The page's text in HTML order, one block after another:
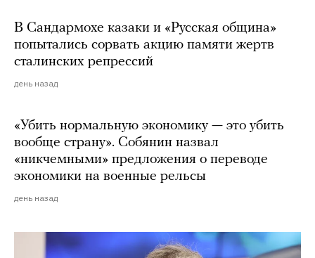
В Сандармохе казаки и «Русская община»
попытались сорвать акцию памяти жертв
сталинских репрессий
день назад
«Убить нормальную экономику — это убить
вообще страну». Собянин назвал
«никчемными» предложения о переводе
экономики на военные рельсы
день назад